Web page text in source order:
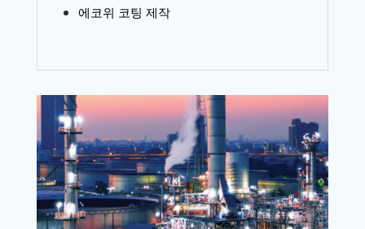
에코위 코팅 제작